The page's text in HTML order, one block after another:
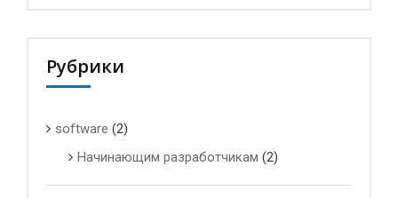
Рубрики
software (2)
Начинающим разработчикам (2)